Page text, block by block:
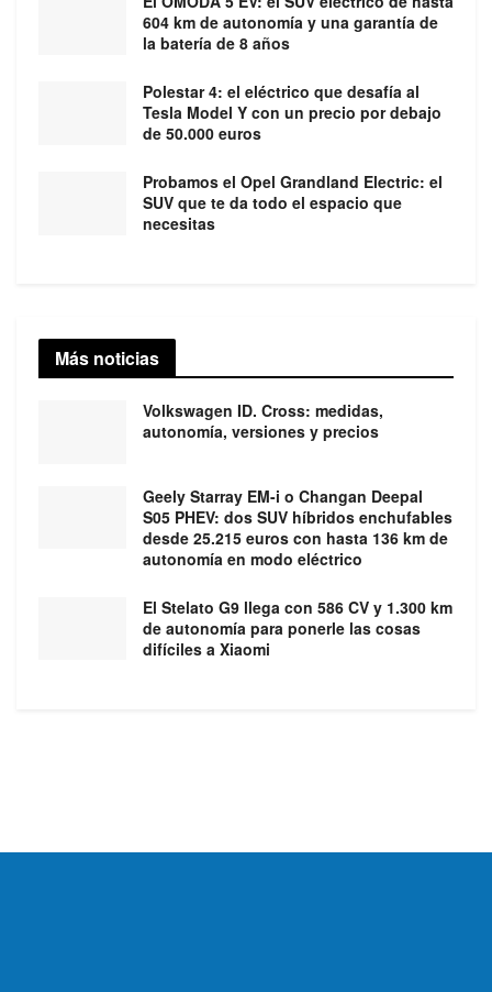
604 km de autonomía y una garantía de
la batería de 8 años
Polestar 4: el eléctrico que desafía al
Tesla Model Y con un precio por debajo
de 50.000 euros
Probamos el Opel Grandland Electric: el
SUV que te da todo el espacio que
necesitas
Más noticias
Volkswagen ID. Cross: medidas,
autonomía, versiones y precios
Geely Starray EM-i o Changan Deepal
S05 PHEV: dos SUV híbridos enchufables
desde 25.215 euros con hasta 136 km de
autonomía en modo eléctrico
El Stelato G9 llega con 586 CV y 1.300 km
de autonomía para ponerle las cosas
difíciles a Xiaomi